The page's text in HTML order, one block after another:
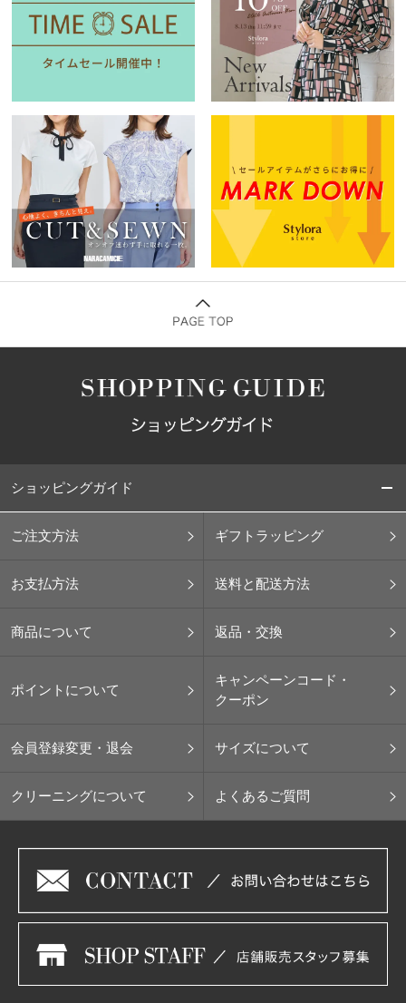
ショッピングガイド
ご注文方法 ギフトラッピング
お支払方法 送料と配送方法
商品について 返品・交換
ポイントについて
キャンペーンコード・
クーポン
会員登録変更・退会 サイズについて
クリーニングについて よくあるご質問